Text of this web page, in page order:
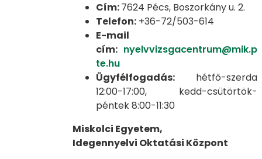
Cím:7624 Pécs, Boszorkány u. 2.
Telefon:+36-72/503-614
E-mail
cím: nyelvvizsgacentrum@mik.p
te.hu
Ügyfélfogadás:hétfő-szerda
12:00-17:00, kedd-csütörtök-
péntek 8:00-11:30
Miskolci Egyetem,
Idegennyelvi Oktatási Központ